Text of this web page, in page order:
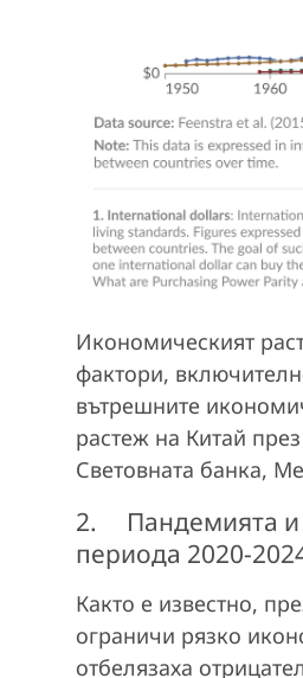
Икономическият
фактори,
вътрешните
растеж на Китай
Световната банка,
2. Пандемията и
периода 2020-
Както е известно,
ограничи рязко
отбелязаха